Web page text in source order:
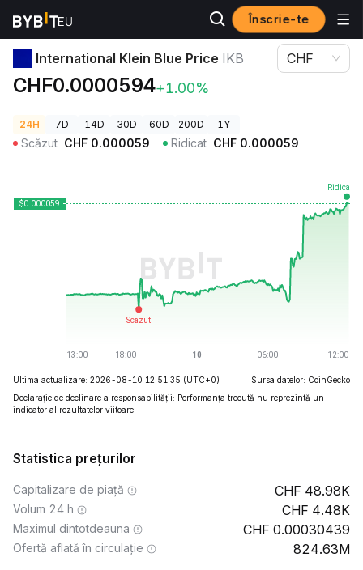
Înscrie-te
Prețuri Crypto International Klein Blue Price IKB
International Klein Blue Price IKB
CHF0.0000594+1.00%
CHF
24H 7D 14D 30D 60D 200D 1Y
Scăzut CHF 0.000059 Ridicat CHF 0.000059
Ultima actualizare: 2026-08-10 12:51:35 (UTC+0)
Sursa datelor: CoinGecko
Declarație de declinare a responsabilității: Performanța trecută nu reprezintă un
indicator al rezultatelor viitoare.
Statistica prețurilor
Capitalizare de piață 48.98K
Volum 24 h 4.48K
Maximul dintotdeauna 0.00030439
Ofertă aflată în circulație 824.63M